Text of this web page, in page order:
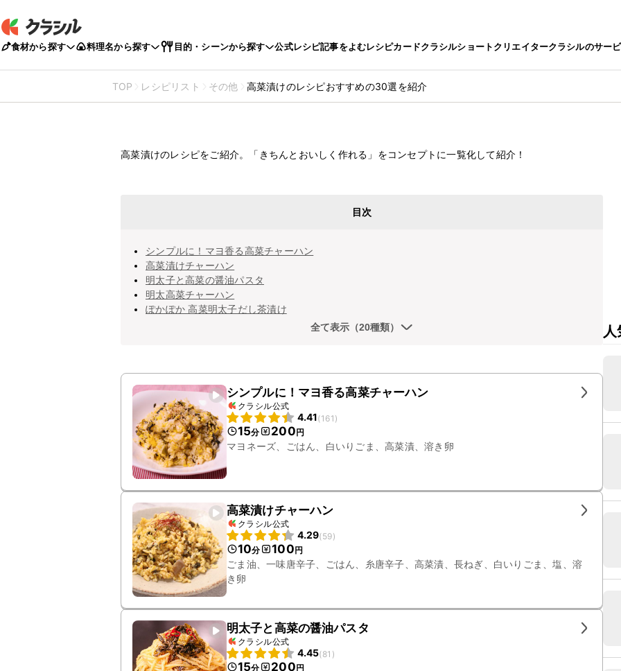
食材から探す 料理名から探す 目的・シーンから探す 公式レシピ記事をよむレシピカードクラシルショートクリエイタークラシルのサー
TOP レシピリスト その他 高菜漬けのレシピおすすめの30選を紹介
高菜漬けのレシピをご紹介。「きちんとおいしく作れる」をコンセプトに一覧化して紹介！
目次
シンプルに！マヨ香る高菜チャーハン
高菜漬けチャーハン
明太子と高菜の醤油パスタ
明太高菜チャーハン
ぽかぽか 高菜明太子だし茶漬け
全て表示（20種類）
シンプルに！マヨ香る高菜チャーハン
クラシル公式
4.41(161 )
15分 200円
マヨネーズ、ごはん、白いりごま、高菜漬、溶き卵
高菜漬けチャーハン
クラシル公式
4.29(59)
10分 100円
ごま油、一味唐辛子、ごはん、糸唐辛子、高菜漬、長ねぎ、白いりごま、塩、溶
き卵
明太子と高菜の醤油パスタ
クラシル公式
4.45(81 )
15分 200円